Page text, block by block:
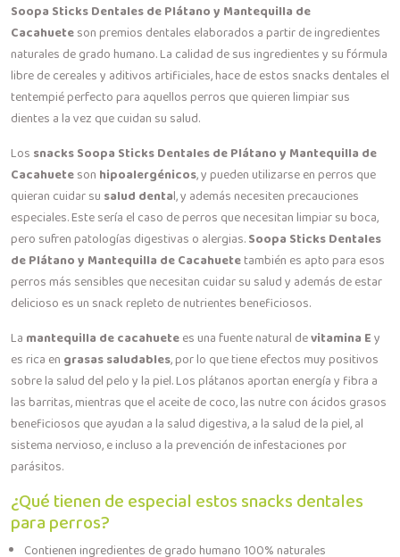
Soopa Sticks Dentales de Plátano y Mantequilla de
Cacahueteson premios dentales elaborados a partir de ingredientes
naturales de grado humano. La calidad de sus ingredientes y su fórmula
libre de cereales y aditivos artificiales, hace de estos snacks dentales el
tentempié perfecto para aquellos perros que quieren limpiar sus
dientes a la vez que cuidan su salud.
Los snacks Soopa Sticks Dentales de Plátano y Mantequilla de
Cacahueteson hipoalergénicos, y pueden utilizarse en perros que
quieran cuidar su salud dental, y además necesiten precauciones
especiales. Este sería el caso de perros que necesitan limpiar su boca,
pero sufren patologías digestivas o alergias.Soopa Sticks Dentales
de Plátano y Mantequilla de Cacahuetetambién es apto para esos
perros más sensibles que necesitan cuidar su salud y además de estar
delicioso es un snack repleto de nutrientes beneficiosos.
La mantequilla de cacahuetees una fuente natural devitamina Ey
es rica en grasas saludables, por lo que tiene efectos muy positivos
sobre la salud del pelo y la piel. Los plátanos aportan energía y fibra a
las barritas, mientras que el aceite de coco, las nutre con ácidos grasos
beneficiosos que ayudan a la salud digestiva, a la salud de la piel, al
sistema nervioso, e incluso a la prevención de infestaciones por
parásitos.
¿Qué tienen de especial estos snacks dentales
para perros?
Contienen ingredientes de grado humano 100% naturales